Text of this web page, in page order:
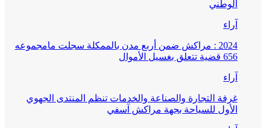
الوطني
آراء
2024 : مراكش ضمن أربع مدن بالممكلة سجلت مامجموعه
656 قضية تتعلق بغسيل الأموال
آراء
غرفة التجارة والصناعة والخدمات تنظم المنتدى الجهوي
الأول للسياحة بجهة مراكش آسفي